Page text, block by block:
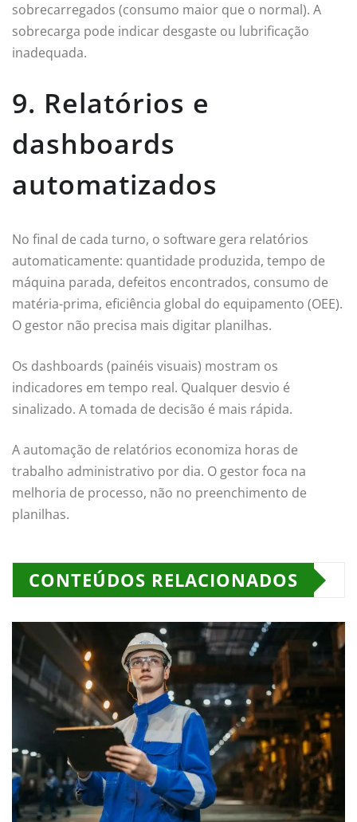
sobrecarregados (consumo maior que o normal). A
sobrecarga pode indicar desgaste ou lubrificação
inadequada.
9. Relatórios e
dashboards
automatizados
No final de cada turno, o software gera relatórios
automaticamente: quantidade produzida, tempo de
máquina parada, defeitos encontrados, consumo de
matéria-prima, eficiência global do equipamento (OEE).
O gestor não precisa mais digitar planilhas.
Os dashboards (painéis visuais) mostram os
indicadores em tempo real. Qualquer desvio é
sinalizado. A tomada de decisão é mais rápida.
A automação de relatórios economiza horas de
trabalho administrativo por dia. O gestor foca na
melhoria de processo, não no preenchimento de
planilhas.
CONTEÚDOS RELACIONADOS